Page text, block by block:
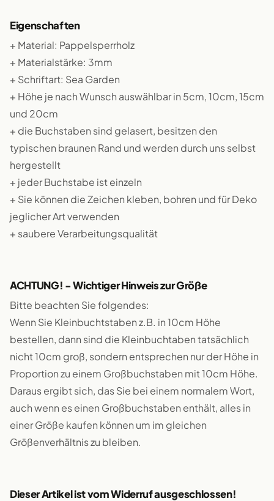
Eigenschaften
+ Material: Pappelsperrholz
+ Materialstärke: 3mm
+ Schriftart: Sea Garden
+ Höhe je nach Wunsch auswählbar in 5cm, 10cm, 15cm
und 20cm
+ die Buchstaben sind gelasert, besitzen den
typischen braunen Rand und werden durch uns selbst
hergestellt
+ jeder Buchstabe ist einzeln
+ Sie können die Zeichen kleben, bohren und für Deko
jeglicher Art verwenden
+ saubere Verarbeitungsqualität
ACHTUNG! - Wichtiger Hinweis zur Größe
Bitte beachten Sie folgendes:
Wenn Sie Kleinbuchtstaben z.B. in 10cm Höhe
bestellen, dann sind die Kleinbuchtaben tatsächlich
nicht 10cm groß, sondern entsprechen nur der Höhe in
Proportion zu einem Großbuchstaben mit 10cm Höhe.
Daraus ergibt sich, das Sie bei einem normalem Wort,
auch wenn es einen Großbuchstaben enthält, alles in
einer Größe kaufen können um im gleichen
Größenverhältnis zu bleiben.
Dieser Artikel ist vom Widerruf ausgeschlossen!